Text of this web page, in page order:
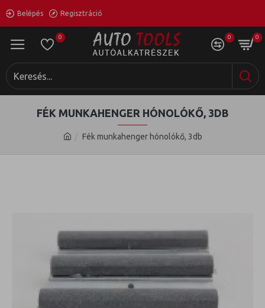
Belépés Regisztráció
0 0 0
Fék munkahenger hónolókő, 3db
FÉK MUNKAHENGER HÓNOLÓKŐ, 3DB